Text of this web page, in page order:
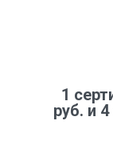
1
руб. и